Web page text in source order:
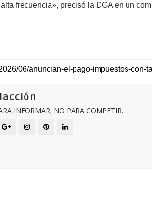
frecuencia», precisó la DGA en un
INFORMAR, NO PARA COMPETIR.